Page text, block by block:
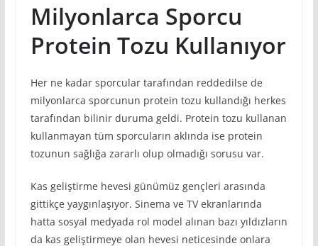
Milyonlarca Sporcu
Protein Tozu Kullanıyor
Her ne kadar sporcular tarafından reddedilse de
milyonlarca sporcunun protein tozu kullandığı herkes
tarafından bilinir duruma geldi. Protein tozu kullanan
kullanmayan tüm sporcuların aklında ise protein
tozunun sağlığa zararlı olup olmadığı sorusu var.
Kas geliştirme hevesi günümüz gençleri arasında
gittikçe yaygınlaşıyor. Sinema ve TV ekranlarında
hatta sosyal medyada rol model alınan bazı yıldızların
da kas geliştirmeye olan hevesi neticesinde onlara